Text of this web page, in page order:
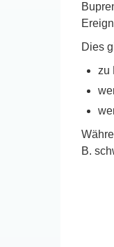
Dies
zu
B.